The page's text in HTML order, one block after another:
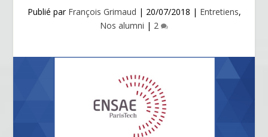
Publié par François Grimaud | 20/07/2018 | Entretiens,
Nos alumni | 2